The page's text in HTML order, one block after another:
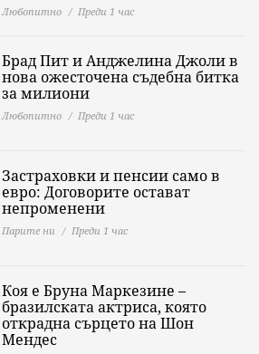
Любопитно Преди 1 час
Брад Пит и Анджелина Джоли в
нова ожесточена съдебна битка
за милиони
Любопитно Преди 1 час
Застраховки и пенсии само в
евро: Договорите остават
непроменени
Парите ни Преди 1 час
Коя е Бруна Маркезине –
бразилската актриса, която
открадна сърцето на Шон
Мендес